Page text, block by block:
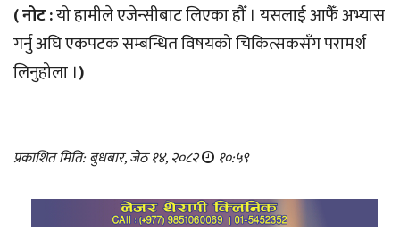
( नोट :यो हामीले एजेन्सीबाट लिएका हौँ । यसलाई आफैँ अभ्यास
गर्नु अघि एकपटक सम्बन्धित विषयको चिकित्सकसँग परामर्श
लिनुहोला ।)
प्रकाशित मिति: बुधबार, जेठ १४, २०८२ १०:५९